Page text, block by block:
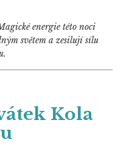
energie této noci
světem a zesilují sílu
Kola